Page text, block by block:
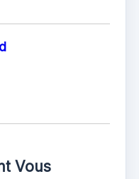
Vous